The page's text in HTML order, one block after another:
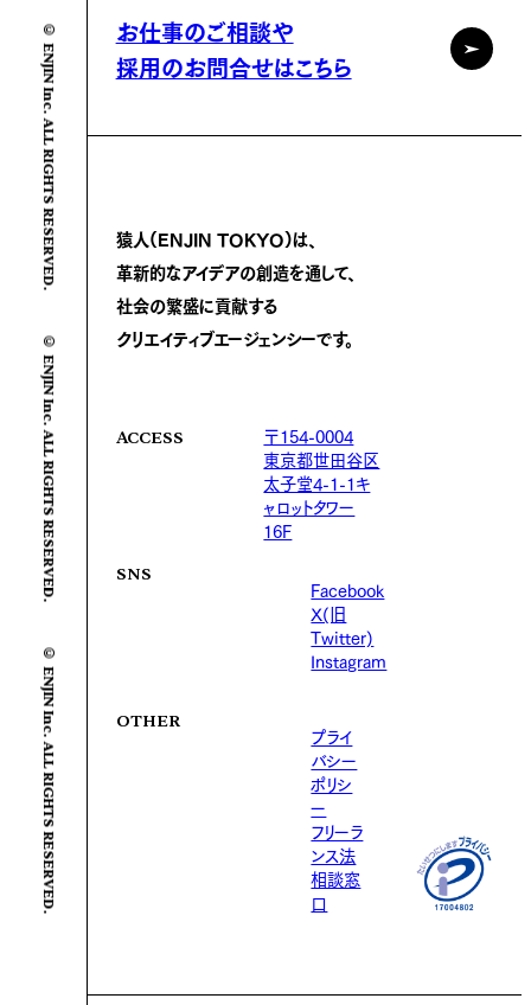
© ENJIN Inc. ALL RIGHTS RESERVED.
© ENJIN Inc. ALL RIGHTS RESERVED.
© ENJIN Inc. ALL RIGHTS RESERVED.
お仕事のご相談や
採用のお問合せはこちら
猿人(ENJIN TOKYO)は、
革新的なアイデアの創造を通して、
社会の繁盛に貢献する
クリエイティブエージェンシーです。
ACCESS
〒154-0004
東京都世田谷区
太子堂4-1-1キ
ャロットタワー
16F
SNS
Facebook
X(旧
Twitter)
Instagram
OTHER
プライ
バシー
ポリシ
ー
フリーラ
ンス法
相談窓
口